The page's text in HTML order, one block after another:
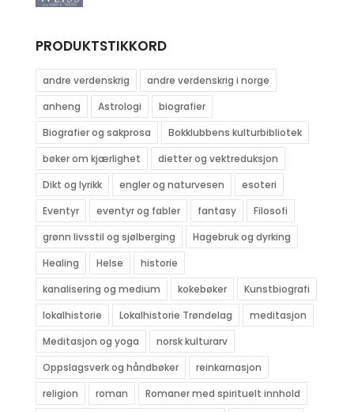
PRODUKTSTIKKORD
andre verdenskrig
andre verdenskrig i norge
anheng
Astrologi
biografier
Biografier og sakprosa
Bokklubbens kulturbibliotek
bøker om kjærlighet
dietter og vektreduksjon
Dikt og lyrikk
engler og naturvesen
esoteri
Eventyr
eventyr og fabler fantasy
Filosofi
grønn livsstil og sjølberging
Hagebruk og dyrking
Healing
Helse
historie
kanalisering og medium
kokebøker
Kunstbiografi
lokalhistorie
Lokalhistorie Trøndelag
meditasjon
Meditasjon og yoga
norsk kulturarv
Oppslagsverk og håndbøker
reinkarnasjon
religion
roman
Romaner med spirituelt innhold